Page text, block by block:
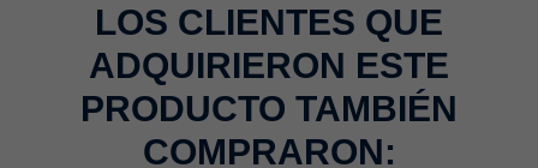
LOS CLIENTES QUE
ADQUIRIERON ESTE
PRODUCTO TAMBIÉN
COMPRARON: